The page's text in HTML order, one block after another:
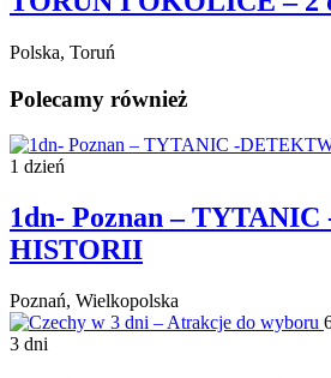
Polska, Toruń
Polecamy również
1 dzień
1dn- Poznan –
HISTORII
Poznań, Wielkopolska
3 dni